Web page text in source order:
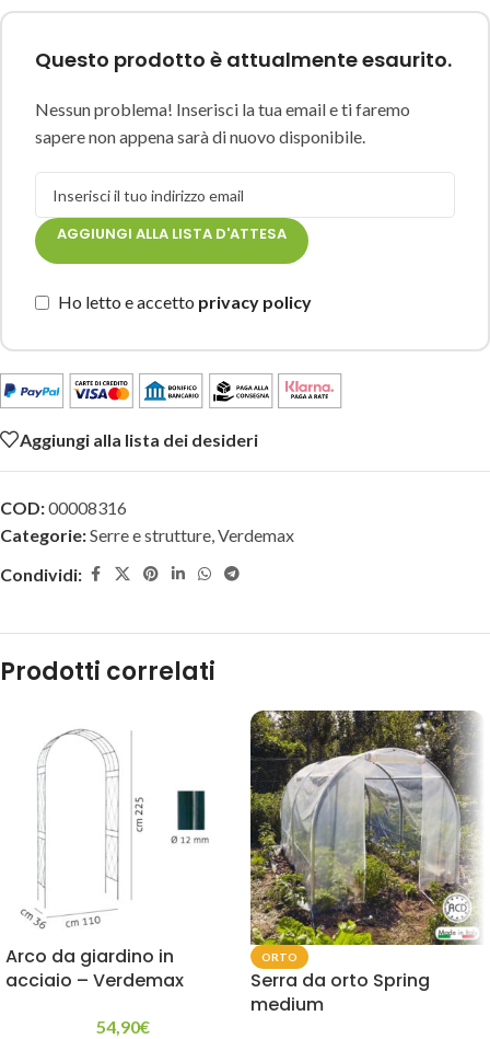
Questo prodotto è attualmente esaurito.
Nessun problema! Inserisci la tua email e ti faremo
sapere non appena sarà di nuovo disponibile.
AGGIUNGI ALLA LISTA D'ATTESA
Ho letto e accetto privacy policy
Aggiungi alla lista dei desideri
COD:00008316
Categorie:Serre e strutture,Verdemax
Condividi:
Prodotti correlati
Arco da giardino in
acciaio – Verdemax
54,90€
ORTO
Serra da orto Spring
medium